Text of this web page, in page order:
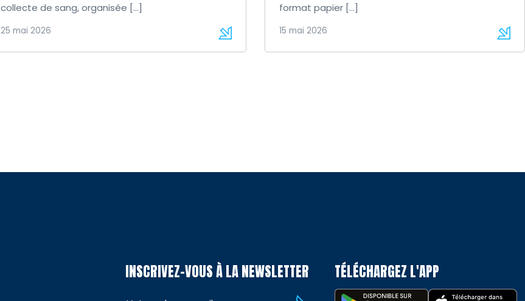
collecte de sang, organisée […]
25 mai 2026
format papier […]
15 mai 2026
INSCRIVEZ-VOUS À LA NEWSLETTER TÉLÉCHARGEZ L'APP